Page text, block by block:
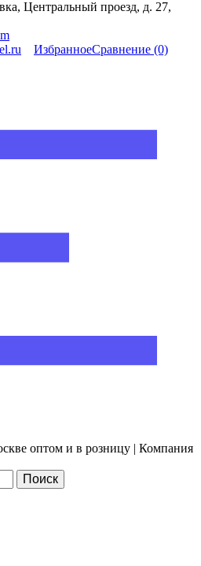
Центральный проезд, д. 27,
ИзбранноеСравнение (0)
оптом и в розницу | Компания
Поиск